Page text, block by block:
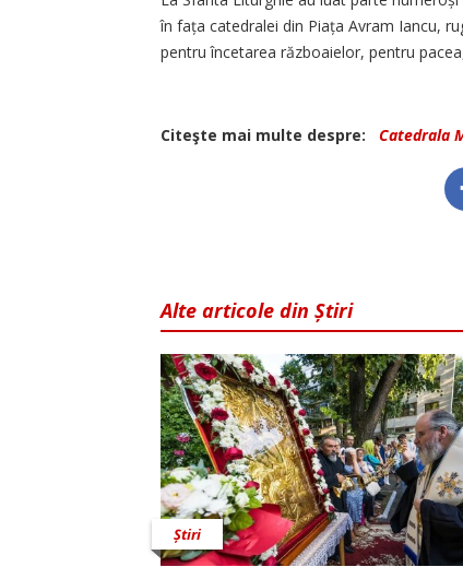
în fața catedralei din Piața Avram Iancu,
pentru încetarea războaielor, pentru
Citeşte mai multe despre: Catedrala
Alte articole din Știri
Știri